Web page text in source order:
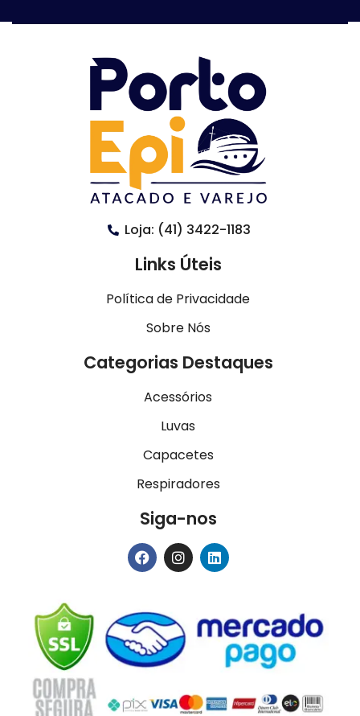
Loja: (41) 3422-1183
Links Úteis
Política de Privacidade
Sobre Nós
Categorias Destaques
Acessórios
Luvas
Capacetes
Respiradores
Siga-nos